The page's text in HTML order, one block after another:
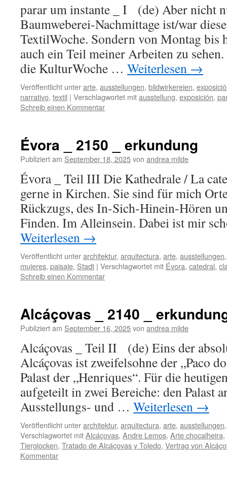
parar um instante _ I (de) Aber nicht
Baumweberei-Nachmittage ist/war
TextilWoche. Sondern von Montag bis
auch ein Teil meiner Arbeiten zu
die KulturWoche … Weiterlesen →
Veröffentlicht unterarte, ausstellungen, bildwirkereien,
narrativo, textil | Verschlagwortet mitausstellung, exposición,
Schreib einen Kommentar
Évora _ 2150 _ erkundung
Publiziert am September 18, 2025von andrea milde
Évora _ Teil III Die Kathedrale / La
gerne in Kirchen. Sie sind für mich
Rückzugs, des In-Sich-Hinein-Hören
Finden. Im Alleinsein. Dabei ist mir
Weiterlesen →
Veröffentlicht unterarchitektur, arquitectura, arte, ausstellungen
mujeres, paisaje, Stadt | Verschlagwortet mit Évora, catedral,
Schreib einen Kommentar
Alcáçovas _ 2140 _
Publiziert am September 16, 2025von andrea milde
Alcáçovas _ Teil II (de) Eins der
Alcáçovas ist zweifelsohne der „Paco
Palast der „Henriques“. Für die
aufgeteilt in zwei Bereiche: den Palast
Ausstellungs- und … Weiterlesen →
Veröffentlicht unterarchitektur, arquitectura, arte, ausstellungen
Verschlagwortet mitAlcáçovas, Andre Lemos, Arte chocalheira,
Tierglocken, Tratado de Alcáçovas y Toledo, Vertrag von
Kommentar